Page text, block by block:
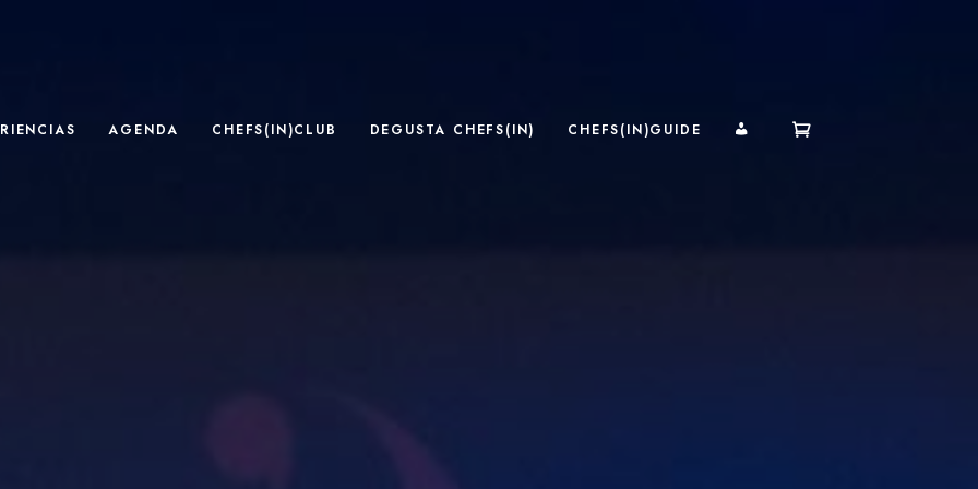
AGENDA CHEFS(IN)CLUB DEGUSTA CHEFS(IN) CHEFS(IN)GUIDE MI CUENTA